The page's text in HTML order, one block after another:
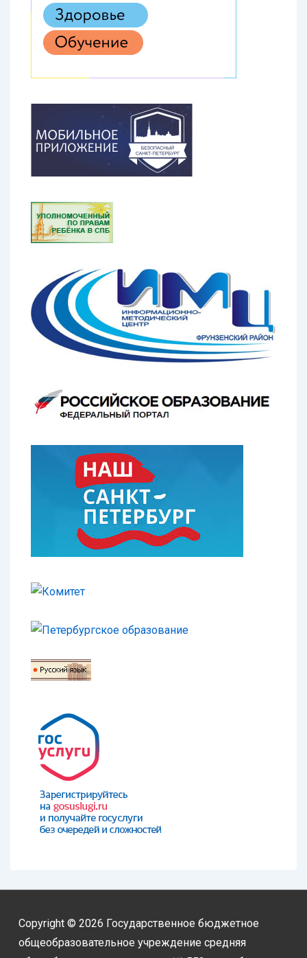
Copyright © 2026 Государственное бюджетное
общеобразовательное учреждение средняя